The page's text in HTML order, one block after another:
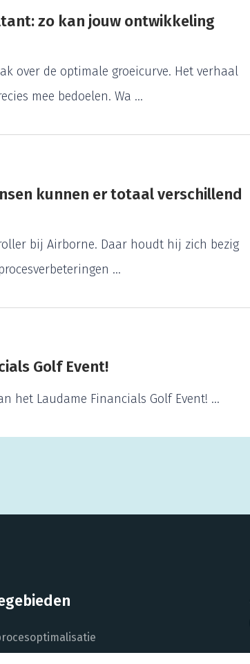
zo kan jouw ontwikkeling
over de optimale groeicurve. Het verhaal
mee bedoelen. Wa ...
kunnen er totaal verschillend
bij Airborne. Daar houdt hij zich bezig
...
Golf Event!
het Laudame Financials Golf Event! ...